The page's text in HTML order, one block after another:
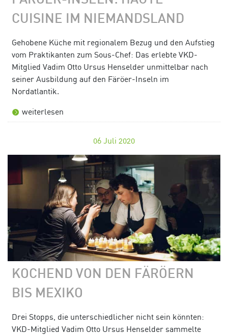
CUISINE IM NIEMANDSLAND
Gehobene Küche mit regionalem Bezug und den Aufstieg
vom Praktikanten zum Sous-Chef: Das erlebte VKD-
Mitglied Vadim Otto Ursus Henselder unmittelbar nach
seiner Ausbildung auf den Färöer-Inseln im
Nordatlantik.
weiterlesen
06 Juli 2020
KOCHEND VON DEN FÄRÖERN
BIS MEXIKO
Drei Stopps, die unterschiedlicher nicht sein könnten:
VKD-Mitglied Vadim Otto Ursus Henselder sammelte